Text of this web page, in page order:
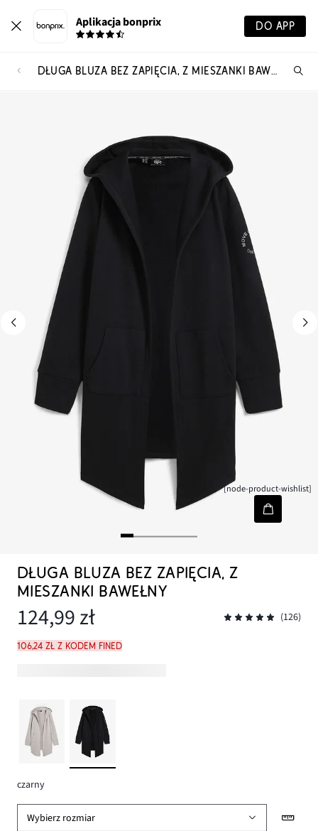
Aplikacja bonprix DO APP
DŁUGA BLUZA BEZ ZAPIĘCIA, Z MIESZANKI BAWEŁNY
[node-product-wishlist]
DŁUGA BLUZA BEZ ZAPIĘCIA, Z
MIESZANKI BAWEŁNY
124,99 zł (126)
106,24 zł z kodem FINED
czarny
Wybierz rozmiar